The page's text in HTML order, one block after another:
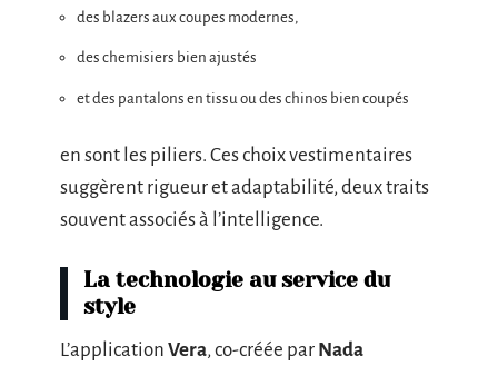
des blazers aux coupes modernes,
des chemisiers bien ajustés
et des pantalons en tissu ou des chinos bien coupés
en sont les piliers. Ces choix vestimentaires
suggèrent rigueur et adaptabilité, deux traits
souvent associés à l’intelligence.
La technologie au service du
style
L’application Vera, co-créée par Nada